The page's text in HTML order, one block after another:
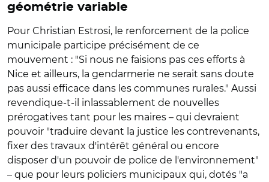
géométrie variable
Pour Christian Estrosi, le renforcement de la police
municipale participe précisément de ce
mouvement : "Si nous ne faisions pas ces efforts à
Nice et ailleurs, la gendarmerie ne serait sans doute
pas aussi efficace dans les communes rurales." Aussi
revendique-t-il inlassablement de nouvelles
prérogatives tant pour les maires – qui devraient
pouvoir "traduire devant la justice les contrevenants,
fixer des travaux d'intérêt général ou encore
disposer d'un pouvoir de police de l'environnement"
– que pour leurs policiers municipaux qui, dotés "a